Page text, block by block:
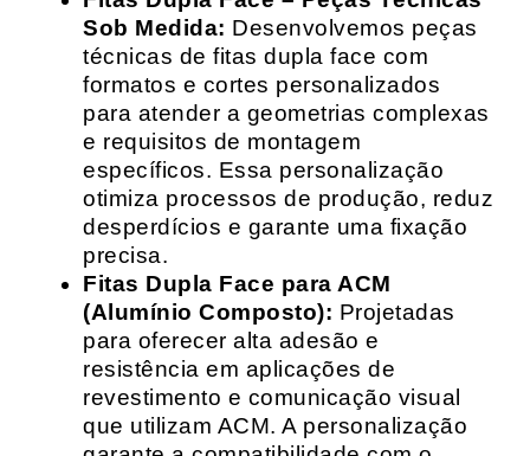
Sob Medida: Desenvolvemos peças
técnicas de fitas dupla face com
formatos e cortes personalizados
para atender a geometrias complexas
e requisitos de montagem
específicos. Essa personalização
otimiza processos de produção, reduz
desperdícios e garante uma fixação
precisa.
Fitas Dupla Face para ACM
(Alumínio Composto): Projetadas
para oferecer alta adesão e
resistência em aplicações de
revestimento e comunicação visual
que utilizam ACM. A personalização